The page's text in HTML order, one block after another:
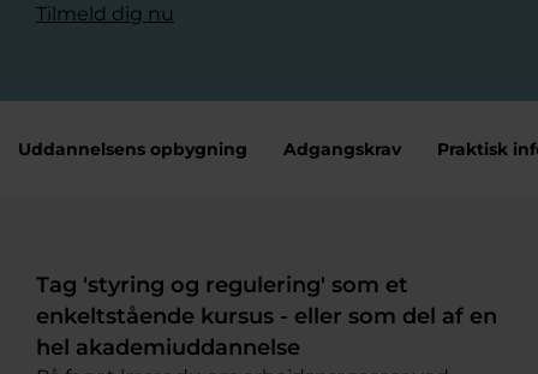
Tilmeld dig nu
Uddannelsens opbygning Adgangskrav Praktisk
Tag 'styring og regulering' som et
enkeltstående kursus - eller som del af en
hel akademiuddannelse